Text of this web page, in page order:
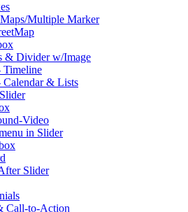
Multiple Marker
& Divider w/Image
Timeline
Calendar & Lists
Video
in Slider
Slider
Call-to-Action